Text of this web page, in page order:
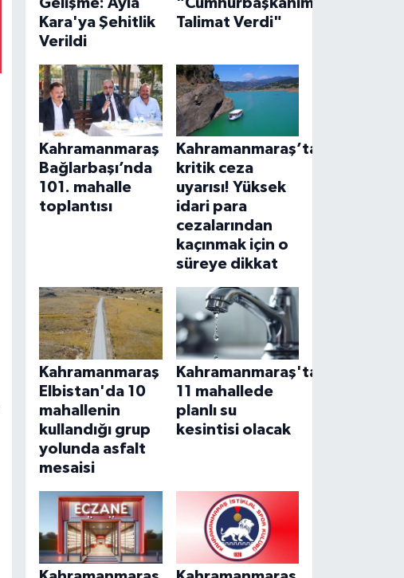
Kara'ya Şehitlik
Verildi
Talimat Verdi"
Kahramanmaraş
Bağlarbaşı’nda
101. mahalle
toplantısı
Kahramanmaraş’ta
kritik ceza
uyarısı! Yüksek
idari para
cezalarından
kaçınmak için o
süreye dikkat
Kahramanmaraş
Elbistan'da 10
mahallenin
kullandığı grup
yolunda asfalt
mesaisi
Kahramanmaraş'ta
11 mahallede
planlı su
kesintisi olacak